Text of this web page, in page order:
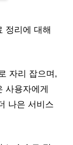
정리에 대해
자리 잡으며,
사용자에게
나은 서비스